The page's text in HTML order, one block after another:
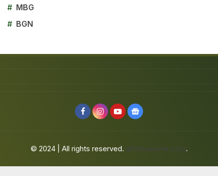
# MBG
# BGN
© 2024 | All rights reserved. jafarbuaisme.com.